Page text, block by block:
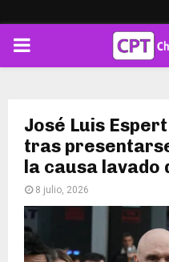
PRIMARY
José Luis
tras
la causa lavado
8 julio, 2026